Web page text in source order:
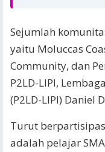
Sejumlah
yaitu Moluccas
Community, dan
P2LD-LIPI,
(P2LD-LIPI) Daniel
Turut
adalah pelajar